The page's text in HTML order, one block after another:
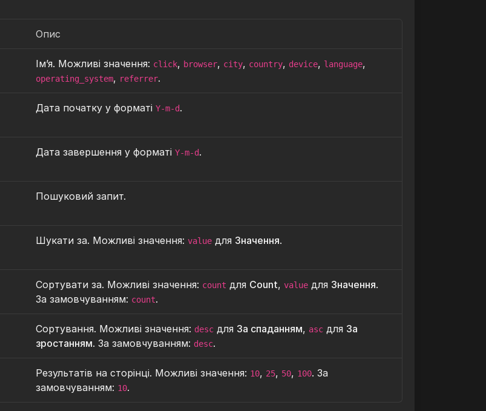
Опис
Ім’я. Можливі значення: click, browser, city, country, device, language,
operating_system, referrer.
Дата початку у форматі Y-m-d.
Дата завершення у форматі Y-m-d.
Пошуковий запит.
Шукати за. Можливі значення: valueдля Значення.
Сортувати за. Можливі значення: count для Count, valueдля Значення.
За замовчуванням: count.
Сортування. Можливі значення: descдля За спаданням, ascдля За
зростанням. За замовчуванням: desc.
Результатів на сторінці. Можливі значення: 10, 25, 50, 100. За
замовчуванням: 10.